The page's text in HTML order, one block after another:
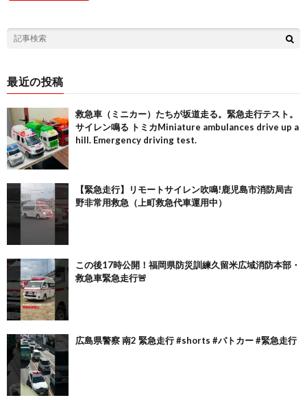
最近の投稿
救急車（ミニカー）たちが坂道走る。緊急走行テスト。
サイレン鳴る トミカMiniature ambulances drive up a
hill. Emergency driving test.
【緊急走行】リモートサイレン吹鳴!鹿児島市消防局吉
野非常用救急（上町救急代車運用中）
この後17時公開！福岡県防災訓練久留米広域消防本部・
救急車緊急走行🚨
広島県警察 南2 緊急走行 #shorts #パトカー #緊急走行